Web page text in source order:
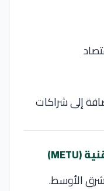
إلى شراكات
الأوسط.